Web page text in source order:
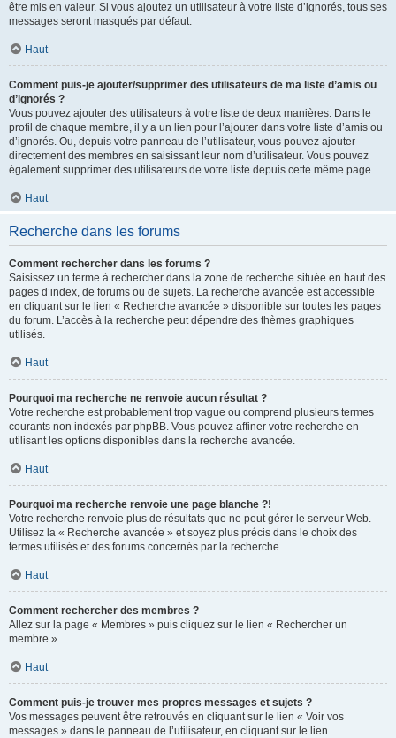
être mis en valeur. Si vous ajoutez un utilisateur à votre liste d’ignorés, tous ses
messages seront masqués par défaut.
Haut
Comment puis-je ajouter/supprimer des utilisateurs de ma liste d’amis ou
d’ignorés ?
Vous pouvez ajouter des utilisateurs à votre liste de deux manières. Dans le
profil de chaque membre, il y a un lien pour l’ajouter dans votre liste d’amis ou
d’ignorés. Ou, depuis votre panneau de l’utilisateur, vous pouvez ajouter
directement des membres en saisissant leur nom d’utilisateur. Vous pouvez
également supprimer des utilisateurs de votre liste depuis cette même page.
Haut
Recherche dans les forums
Comment rechercher dans les forums ?
Saisissez un terme à rechercher dans la zone de recherche située en haut des
pages d’index, de forums ou de sujets. La recherche avancée est accessible
en cliquant sur le lien « Recherche avancée » disponible sur toutes les pages
du forum. L’accès à la recherche peut dépendre des thèmes graphiques
utilisés.
Haut
Pourquoi ma recherche ne renvoie aucun résultat ?
Votre recherche est probablement trop vague ou comprend plusieurs termes
courants non indexés par phpBB. Vous pouvez affiner votre recherche en
utilisant les options disponibles dans la recherche avancée.
Haut
Pourquoi ma recherche renvoie une page blanche ?!
Votre recherche renvoie plus de résultats que ne peut gérer le serveur Web.
Utilisez la « Recherche avancée » et soyez plus précis dans le choix des
termes utilisés et des forums concernés par la recherche.
Haut
Comment rechercher des membres ?
Allez sur la page « Membres » puis cliquez sur le lien « Rechercher un
membre ».
Haut
Comment puis-je trouver mes propres messages et sujets ?
Vos messages peuvent être retrouvés en cliquant sur le lien « Voir vos
messages » dans le panneau de l’utilisateur, en cliquant sur le lien